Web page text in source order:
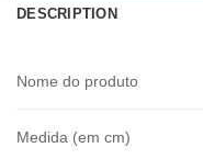
DESCRIPTION
Nome do produto
Medida (em cm)